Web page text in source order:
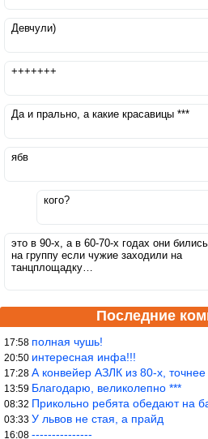
Девчули)
+++++++
Да и прально, а какие красавицы ***
ябв
кого?
это в 90-х, а в 60-70-х годах они
на группу если чужие заходили на
танцплощадку…
Последние
17:58 полная чушь!
20:50 интересная инфа!!!
17:28 А конвейер АЗЛК из 80-х, точнее 86-
13:59 Благодарю, великолепно ***
08:32 Прикольно ребята обедают на
03:33 У львов не стая, а прайд
16:08 ---------------